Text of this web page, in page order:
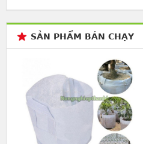
SẢN PHẨM BÁN CHẠY